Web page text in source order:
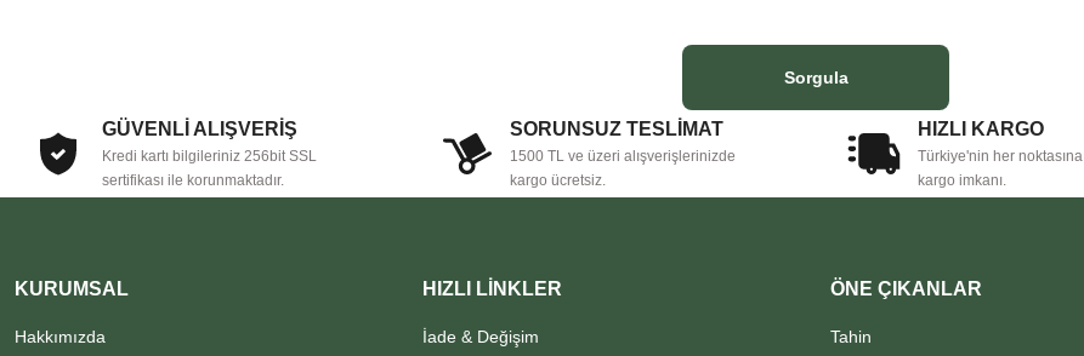
Sorgula
GÜVENLİ ALIŞVERİŞ
Kredi kartı bilgileriniz 256bit SSL
sertifikası ile korunmaktadır.
SORUNSUZ TESLİMAT
1500 TL ve üzeri alışverişlerinizde
kargo ücretsiz.
HIZLI KARGO
Türkiye'nin her noktasına
kargo imkanı.
KURUMSAL
Hakkımızda
HIZLI LİNKLER
İade & Değişim
ÖNE ÇIKANLAR
Tahin